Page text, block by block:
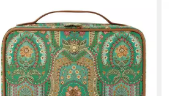
PIP STUDIO
Kosmetiktasche Beauty Case Jabali
54,95 €
lieferbar - in 2-3 Werktagen bei dir